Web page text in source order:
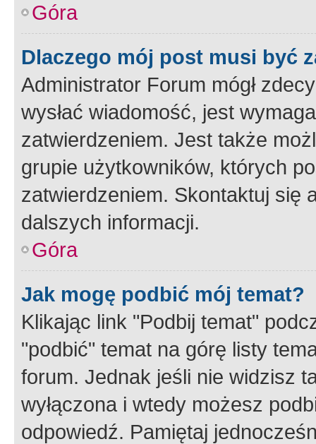
Góra
Dlaczego mój post musi być
Administrator Forum mógł
wysłać wiadomość, jest
zatwierdzeniem. Jest także
grupie użytkowników, których
zatwierdzeniem. Skontaktuj się
dalszych informacji.
Góra
Jak mogę podbić mój temat?
Klikając link "Podbij temat"
"podbić" temat na górę listy
forum. Jednak jeśli nie widzisz
wyłączona i wtedy możesz
odpowiedź. Pamiętaj